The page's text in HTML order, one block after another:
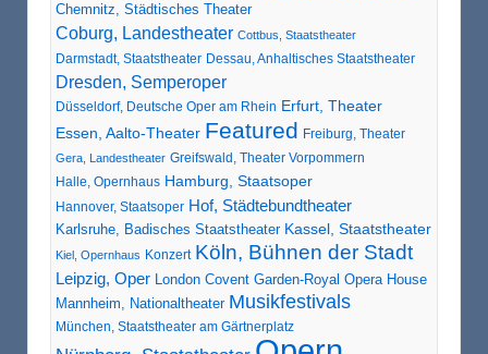
Chemnitz, Städtisches Theater
Coburg, Landestheater Cottbus, Staatstheater
Darmstadt, Staatstheater Dessau, Anhaltisches Staatstheater
Dresden, Semperoper
Düsseldorf, Deutsche Oper am Rhein Erfurt, Theater
Essen, Aalto-Theater Featured Freiburg, Theater
Gera, Landestheater Greifswald, Theater Vorpommern
Halle, Opernhaus Hamburg, Staatsoper
Hannover, Staatsoper Hof, Städtebundtheater
Karlsruhe, Badisches Staatstheater Kassel, Staatstheater
Kiel, Opernhaus Konzert Köln, Bühnen der Stadt
Leipzig, Oper London Covent Garden-Royal Opera House
Mannheim, Nationaltheater Musikfestivals
München, Staatstheater am Gärtnerplatz